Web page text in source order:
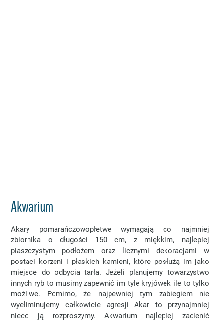
Akwarium
Akary pomarańczowopłetwe wymagają co najmniej
zbiornika o długości 150 cm, z miękkim, najlepiej
piaszczystym podłożem oraz licznymi dekoracjami w
postaci korzeni i płaskich kamieni, które posłużą im jako
miejsce do odbycia tarła. Jeżeli planujemy towarzystwo
innych ryb to musimy zapewnić im tyle kryjówek ile to tylko
możliwe. Pomimo, że najpewniej tym zabiegiem nie
wyeliminujemy całkowicie agresji Akar to przynajmniej
nieco ją rozproszymy. Akwarium najlepiej zacienić